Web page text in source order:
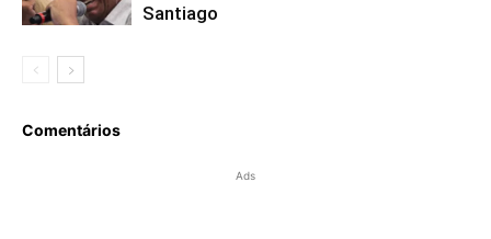
Santiago
Comentários
Ads